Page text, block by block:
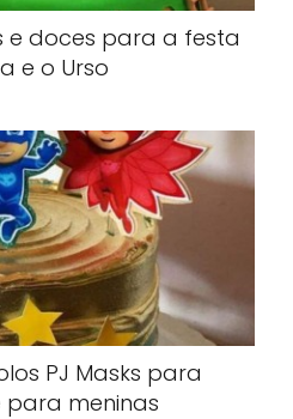
e doces para a festa
e o Urso
PJ Masks para
para meninas